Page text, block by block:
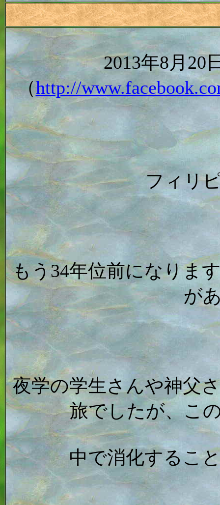
2013年8月20
（http://
フィリ
もう34年位前になりま
が
夜学の学生さんや神父
旅でしたが、こ
中で消化するこ